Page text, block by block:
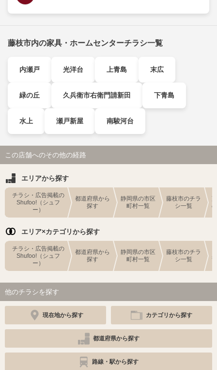
藤枝市内の家具・ホームセンターチラシ一覧
内瀬戸 光洋台 上青島 末広
緑の丘 久兵衛市右衛門請新田 下青島
水上 瀬戸新屋 南駿河台
この店舗へのその他の経路
エリアから探す
チラシ・広告掲載の
Shufoo!（シュフ
ー）
都道府県から
探す
静岡県の市区
町村一覧
藤枝市のチラ
シ一覧
エリア×カテゴリから探す
チラシ・広告掲載の
Shufoo!（シュフ
ー）
都道府県から
探す
静岡県の市区
町村一覧
藤枝市のチラ
シ一覧
他のチラシを探す
現在地から探す カテゴリから探す
都道府県から探す
路線・駅から探す